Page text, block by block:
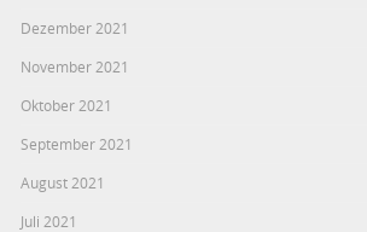
Dezember 2021
November 2021
Oktober 2021
September 2021
August 2021
Juli 2021